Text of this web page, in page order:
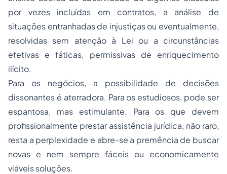
por vezes incluídas em contratos, a análise de
situações entranhadas de injustiças ou eventualmente,
resolvidas sem atenção à Lei ou a circunstâncias
efetivas e fáticas, permissivas de enriquecimento
ilícito.
Para os negócios, a possibilidade de decisões
dissonantes é aterradora. Para os estudiosos, pode ser
espantosa, mas estimulante. Para os que devem
profissionalmente prestar assistência jurídica, não raro,
resta a perplexidade e abre-se a premência de buscar
novas e nem sempre fáceis ou economicamente
viáveis soluções.